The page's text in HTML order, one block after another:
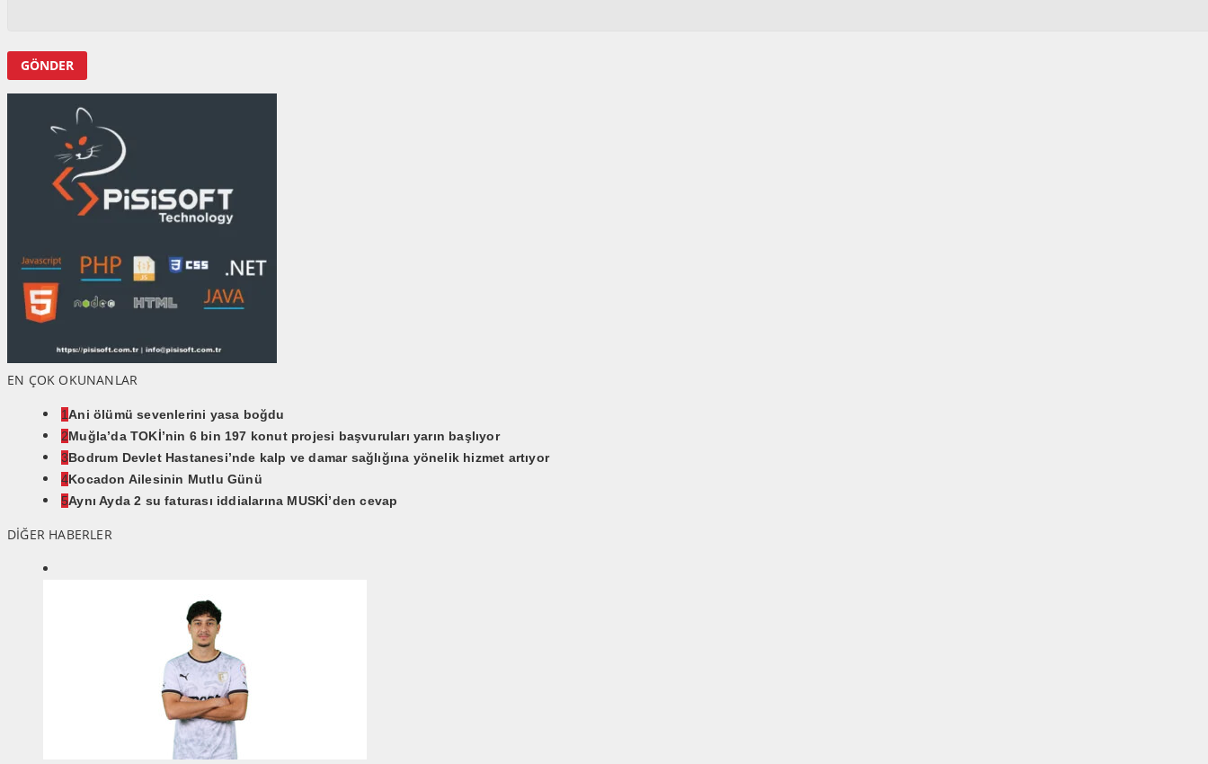
EN ÇOK OKUNANLAR
1Ani ölümü sevenlerini yasa boğdu
2Muğla’da TOKİ’nin 6 bin 197 konut projesi başvuruları yarın başlıyor
3Bodrum Devlet Hastanesi’nde kalp ve damar sağlığına yönelik hizmet artıyor
4Kocadon Ailesinin Mutlu Günü
5Aynı Ayda 2 su faturası iddialarına MUSKİ’den cevap
DİĞER HABERLER